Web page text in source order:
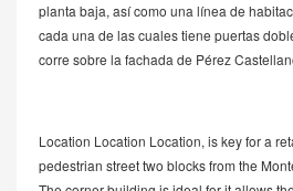
planta baja, así como una línea de
cada una de las cuales tiene puertas
corre sobre la fachada de Pérez
Location Location Location, is key for a
pedestrian street two blocks from the